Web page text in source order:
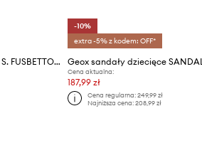
Geox sandały dziecięce S. FUSBETTO PRO
-10%
extra -5% z kodem: OFF*
Cena aktualna:
187,99 zł
Cena regularna: 249,99 zł
Najniższa cena: 208,99 zł